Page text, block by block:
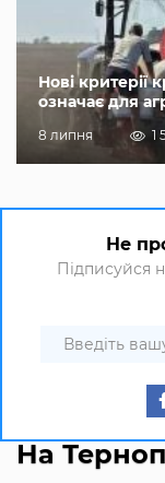
Нові критерії
означає для
8 липня 1
Не
Підписуйся
На